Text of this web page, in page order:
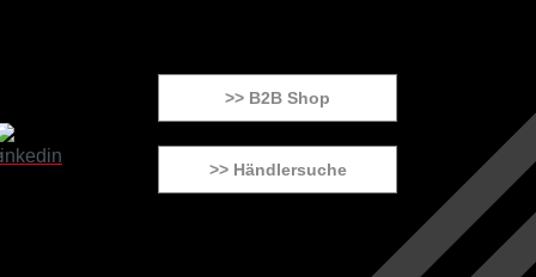
>> B2B Shop
>> Händlersuche